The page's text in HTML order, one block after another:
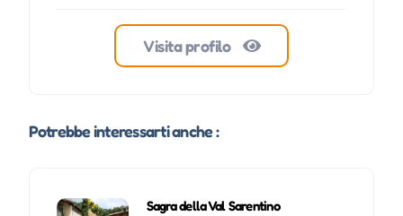
Visita profilo
Potrebbe interessarti anche :
Sagra della Val Sarentino